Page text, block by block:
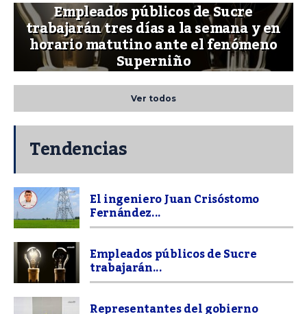
Empleados públicos de Sucre
trabajarán tres días a la semana y en
horario matutino ante el fenómeno
Superniño
Ver todos
Tendencias
El ingeniero Juan Crisóstomo
Fernández...
Empleados públicos de Sucre
trabajarán...
Representantes del gobierno